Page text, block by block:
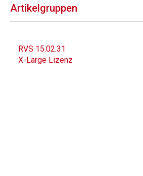
Artikelgruppen
RVS 15.02.31
X-Large Lizenz